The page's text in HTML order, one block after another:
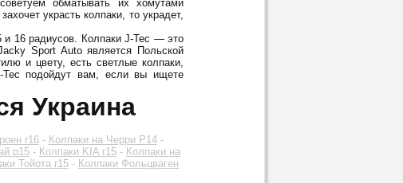
обматывать их хомутами
украсть колпаки, то украдет,
и 16 радиусов. Колпаки J-Tec — это
Sport Auto является Польской
и цвету, есть светлые колпаки,
Tec подойдут вам, если вы ищете
Украина
r16- Колпаки на Черри Р14-
р15 - Колпаки KIA r15 - Колпаки на
Тойота r15 - Колпаки Фольцваген